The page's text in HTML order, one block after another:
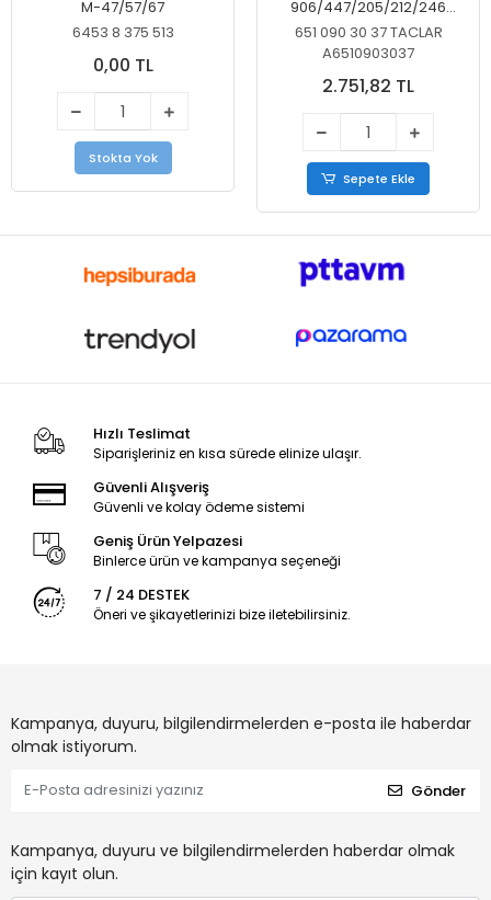
M-47/57/67
6453 8 375 513
0,00 TL
Stokta Yok
906/447/205/212/246
KELEBEKSİZ
651 090 30 37 TACLAR
A6510903037
2.751,82 TL
Sepete Ekle
Hızlı Teslimat
Siparişleriniz en kısa sürede elinize ulaşır.
Güvenli Alışveriş
Güvenli ve kolay ödeme sistemi
Geniş Ürün Yelpazesi
Binlerce ürün ve kampanya seçeneği
7 / 24 DESTEK
Öneri ve şikayetlerinizi bize iletebilirsiniz.
Kampanya, duyuru, bilgilendirmelerden e-posta ile haberdar
olmak istiyorum.
Gönder
Kampanya, duyuru ve bilgilendirmelerden haberdar olmak
için kayıt olun.